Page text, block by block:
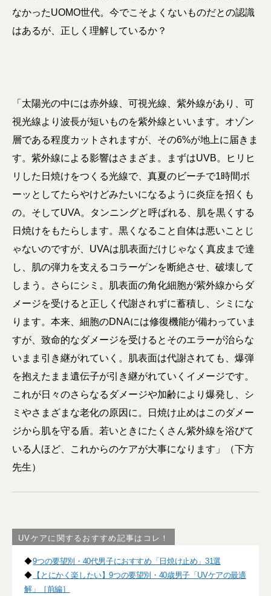
なかったUOMO世代。今でこそよくないものだとの認識
はあるが、正しく理解しているか？
「太陽光の中には赤外線、可視光線、紫外線があり、可
視光線より波長が短いものを紫外線といいます。オゾン
層である程度カットされますが、その6%が地上に届きま
す。紫外線による影響はさまざま。まずはUVB。ヒリヒ
リした日焼けをつくる光線で、真夏のビーチで1時間ボ
ーッとしてたらやけどみたいになるように炎症を招くも
の。そしてUVA。タンニングと呼ばれる、肌を黒くする
日焼けをもたらします。黒くなること自体は悪いことじ
ゃないのですが、UVAは肌表面だけじゃなく真皮まで達
し、肌の弾力を支えるコラーゲンを断絶させ、破壊して
しまう。さらにシミ。肌表面の角化細胞が紫外線からダ
メージを受けると正しく代謝されずに蓄積し、シミにな
ります。本来、細胞のDNAには修復機能が備わっていま
すが、致命的なダメージを受けるとそのエラーが治らな
いまま引き継がれていく。肌表面は代謝されても、爆弾
を抱えたまま遺伝子が引き継がれていくイメージです。
これが日々のさらなるダメージや加齢により爆発し、シ
ミやさまざまな老化の原因に。日焼け止めはこのダメー
ジから肌を守る盾。若いときにたくさん紫外線を浴びて
いる人ほど、これからのケアが大事になります」（下方
先生）
UVケアに関するおすすめ記事はコレ！
◆9つの要望別・40代男子におすすめ「日焼け止め」31選
◆ 【とにかく楽したい】9つの要望別・40歳男子「UVケアの最適
解」［前編］